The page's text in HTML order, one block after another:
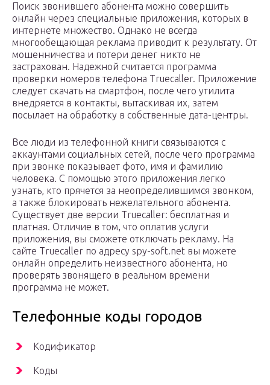
Поиск звонившего абонента можно совершить
онлайн через специальные приложения, которых в
интернете множество. Однако не всегда
многообещающая реклама приводит к результату. От
мошенничества и потери денег никто не
застрахован. Надежной считается программа
проверки номеров телефона Truecaller. Приложение
следует скачать на смартфон, после чего утилита
внедряется в контакты, вытаскивая их, затем
посылает на обработку в собственные дата-центры.
Все люди из телефонной книги связываются с
аккаунтами социальных сетей, после чего программа
при звонке показывает фото, имя и фамилию
человека. С помощью этого приложения легко
узнать, кто прячется за неопределившимся звонком,
а также блокировать нежелательного абонента.
Существует две версии Truecaller: бесплатная и
платная. Отличие в том, что оплатив услуги
приложения, вы сможете отключать рекламу. На
сайте Truecaller по адресу spy-soft.net вы можете
онлайн определить неизвестного абонента, но
проверять звонящего в реальном времени
программа не может.
Телефонные коды городов
Кодификатор
Коды